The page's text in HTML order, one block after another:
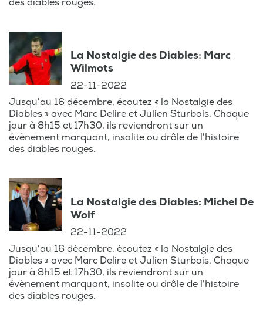
des diables rouges.
La Nostalgie des Diables: Marc
Wilmots
22-11-2022
Jusqu'au 16 décembre, écoutez « la Nostalgie des
Diables » avec Marc Delire et Julien Sturbois. Chaque
jour à 8h15 et 17h30, ils reviendront sur un
évènement marquant, insolite ou drôle de l'histoire
des diables rouges.
La Nostalgie des Diables: Michel De
Wolf
22-11-2022
Jusqu'au 16 décembre, écoutez « la Nostalgie des
Diables » avec Marc Delire et Julien Sturbois. Chaque
jour à 8h15 et 17h30, ils reviendront sur un
évènement marquant, insolite ou drôle de l'histoire
des diables rouges.